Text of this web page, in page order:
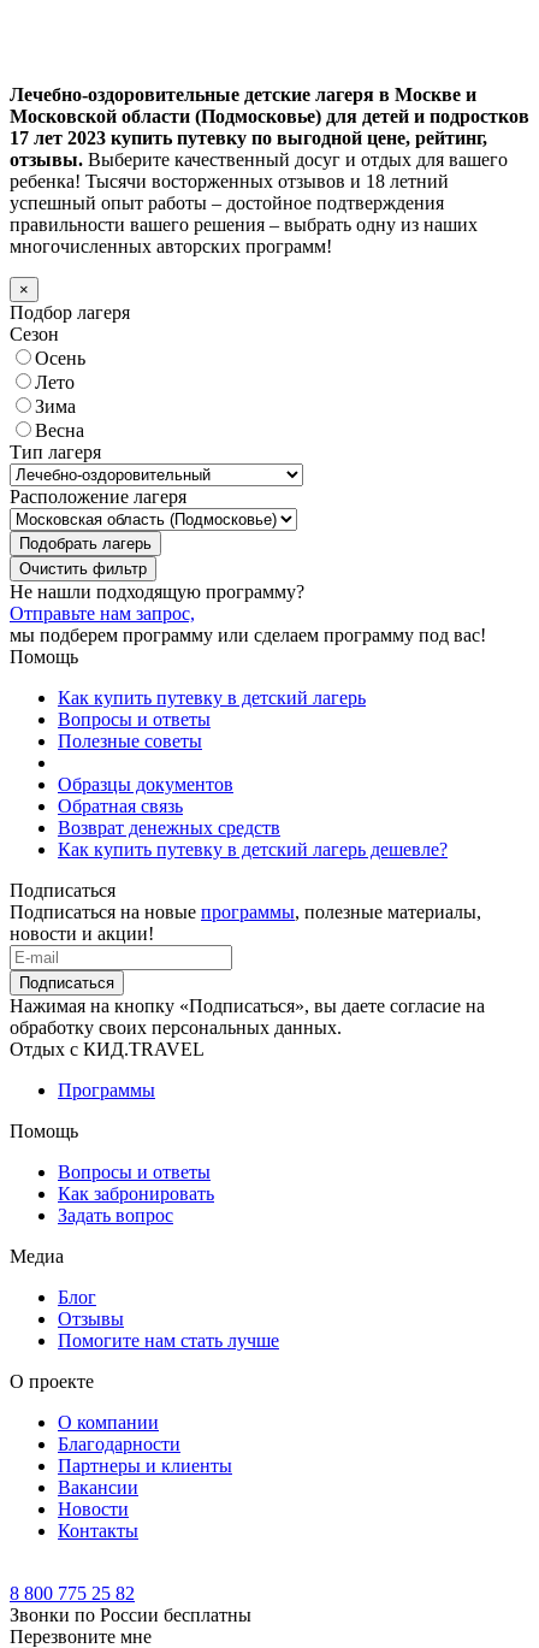
Лечебно-оздоровительные детские лагеря в Москве и
Московской области (Подмосковье) для детей и подростков
17 лет 2023 купить путевку по выгодной цене, рейтинг,
отзывы. Выберите качественный досуг и отдых для вашего
ребенка! Тысячи восторженных отзывов и 18 летний
успешный опыт работы – достойное подтверждения
правильности вашего решения – выбрать одну из наших
многочисленных авторских программ!
×
Подбор лагеря
Сезон
Осень
Лето
Зима
Весна
Тип лагеря
Расположение лагеря
Подобрать лагерь
Не нашли подходящую программу?
Отправьте нам запрос,
мы подберем программу или сделаем программу под вас!
Помощь
Как купить путевку в детский лагерь
Вопросы и ответы
Полезные советы
Образцы документов
Обратная связь
Возврат денежных средств
Как купить путевку в детский лагерь дешевле?
Подписаться
Подписаться на новые программы, полезные материалы,
новости и акции!
Подписаться
Нажимая на кнопку «Подписаться», вы даете согласие на
обработку своих персональных данных.
Отдых с КИД.TRAVEL
Программы
Помощь
Вопросы и ответы
Как забронировать
Задать вопрос
Медиа
Блог
Отзывы
Помогите нам стать лучше
О проекте
О компании
Благодарности
Партнеры и клиенты
Вакансии
Новости
Контакты
8 800 775 25 82
Звонки по России бесплатны
Перезвоните мне